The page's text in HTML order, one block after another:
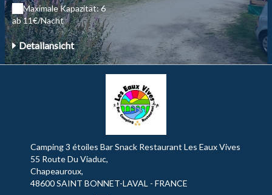
Maximale Kapazität: 6
ab 11€/Nacht
Detailansicht
Camping 3 étoiles Bar Snack Restaurant Les Eaux Vives
55 Route Du Viaduc,
Chapeauroux,
48600 SAINT BONNET-LAVAL - FRANCE